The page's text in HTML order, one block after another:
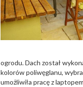
ogrodu. Dach został
kolorów poliwęglanu,
umożliwiła pracę z